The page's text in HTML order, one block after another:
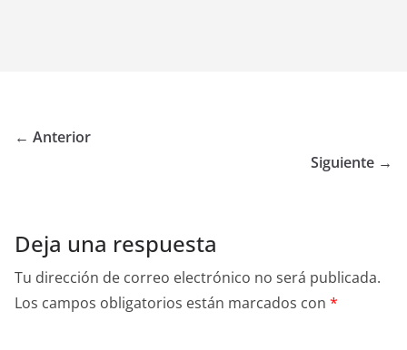
← Anterior
Siguiente →
Deja una respuesta
Tu dirección de correo electrónico no será publicada.
Los campos obligatorios están marcados con *